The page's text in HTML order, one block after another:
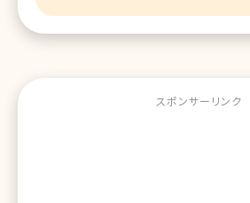
スポンサーリンク